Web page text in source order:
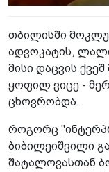
თბილისში
ადვოკატის,
მისი დაცვის
ყოფილ ვიცე -
ცხოვრობდა.
როგორც
ბიბილეიშვილი
შატალოვასთან